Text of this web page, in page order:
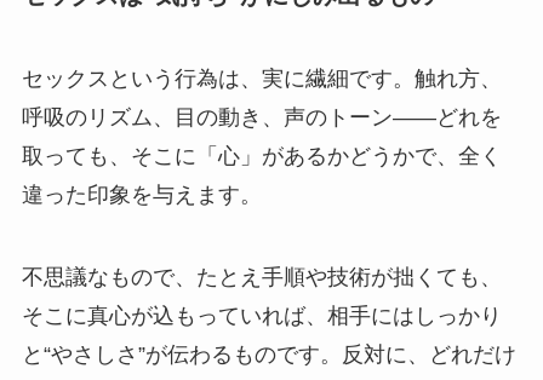
セックスという行為は、実に繊細です。触れ方、
呼吸のリズム、目の動き、声のトーン——どれを
取っても、そこに「心」があるかどうかで、全く
違った印象を与えます。
不思議なもので、たとえ手順や技術が拙くても、
そこに真心が込もっていれば、相手にはしっかり
と“やさしさ”が伝わるものです。反対に、どれだけ